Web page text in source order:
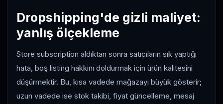
Dropshipping'de gizli maliyet:
yanlış ölçekleme
Store subscription aldıktan sonra satıcıların sık yaptığı
hata, boş listing hakkını doldurmak için ürün kalitesini
düşürmektir. Bu, kısa vadede mağazayı büyük gösterir;
uzun vadede ise stok takibi, fiyat güncelleme, mesaj